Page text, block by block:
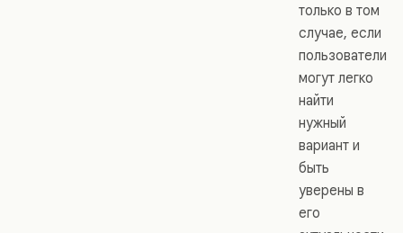
только в том
случае, если
пользователи
могут легко
найти
нужный
вариант и
быть
уверены в
его